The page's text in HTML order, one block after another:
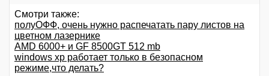
Смотри также:
полуОФФ, очень нужно распечатать пару листов на
цветном лазернике
AMD 6000+ и GF 8500GT 512 mb
windows xp работает только в безопасном
режиме,что делать?